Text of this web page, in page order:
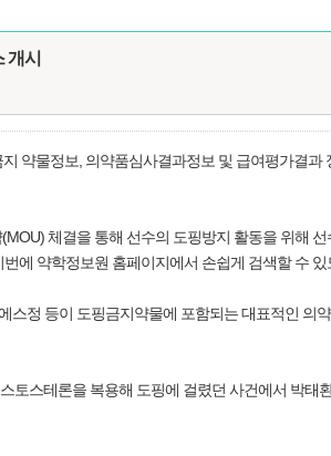
개시
약물정보, 의약품심사결과정보 및 급여평가결
체결을 통해 선수의 도핑방지 활동을 위해
에 약학정보원 홈페이지에서 손쉽게 검색할 수 있
스정 등이 도핑금지약물에 포함되는 대표적인 의
토스테론을 복용해 도핑에 걸렸던 사건에서 박태